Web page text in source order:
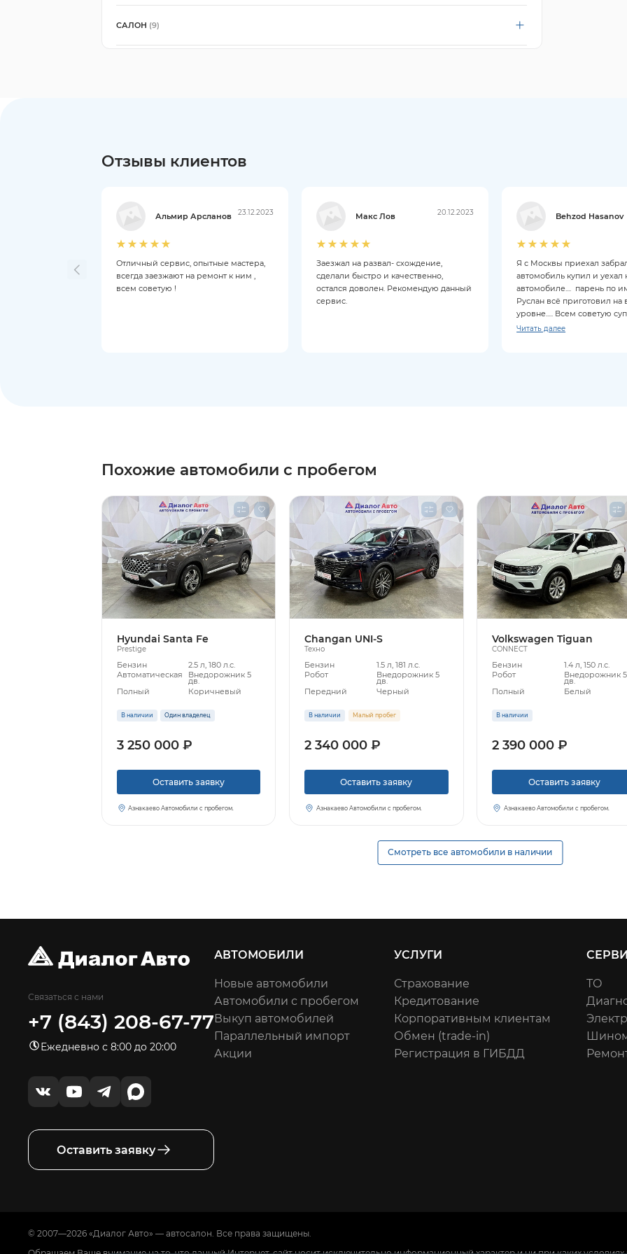
САЛОН (9)
Отзывы клиентов
Альмир Арсланов 23.12.2023
Отличный сервис, опытные мастера,
всегда заезжают на ремонт к ним ,
всем советую !
Макс Лов 20.12.2023
Заезжал на развал- схождение,
сделали быстро и качественно,
остался доволен. Рекомендую данный
сервис.
Behzod Hasanov
Я с Москвы приехал
автомобиль купил и уехал
автомобиле.... парень по
Руслан всё приготовил
уровне..... Всем советую
Читать далее
Похожие автомобили с пробегом
Hyundai Santa Fe
Prestige
Бензин
2.5 л, 180 л.с.
Автоматическая
Внедорожник 5
дв.
Полный
Коричневый
В наличии Один владелец
3 250 000 ₽
Оставить заявку
Азнакаево Автомобили с пробегом.
Changan UNI-S
Техно
Бензин
1.5 л, 181 л.с.
Робот
Внедорожник 5
дв.
Передний
Черный
В наличии Малый пробег
2 340 000 ₽
Оставить заявку
Азнакаево Автомобили с пробегом.
Volkswagen Tiguan
CONNECT
Бензин
1.4 л, 150 л.с.
Робот
Внедорожник 5
дв.
Полный
Белый
В наличии
2 390 000 ₽
Оставить заявку
Азнакаево Автомобили с пробегом.
Смотреть все автомобили в наличии
Связаться с нами
+7 (843) 208-67-77
Ежедневно с 8:00 до 20:00
Оставить заявку
АВТОМОБИЛИ
Новые автомобили
Автомобили с пробегом
Выкуп автомобилей
Параллельный импорт
Акции
УСЛУГИ
Страхование
Кредитование
Корпоративным клиентам
Обмен (trade-in)
Регистрация в ГИБДД
ТО
© 2007—2026 «Диалог Авто» — автосалон. Все права защищены.